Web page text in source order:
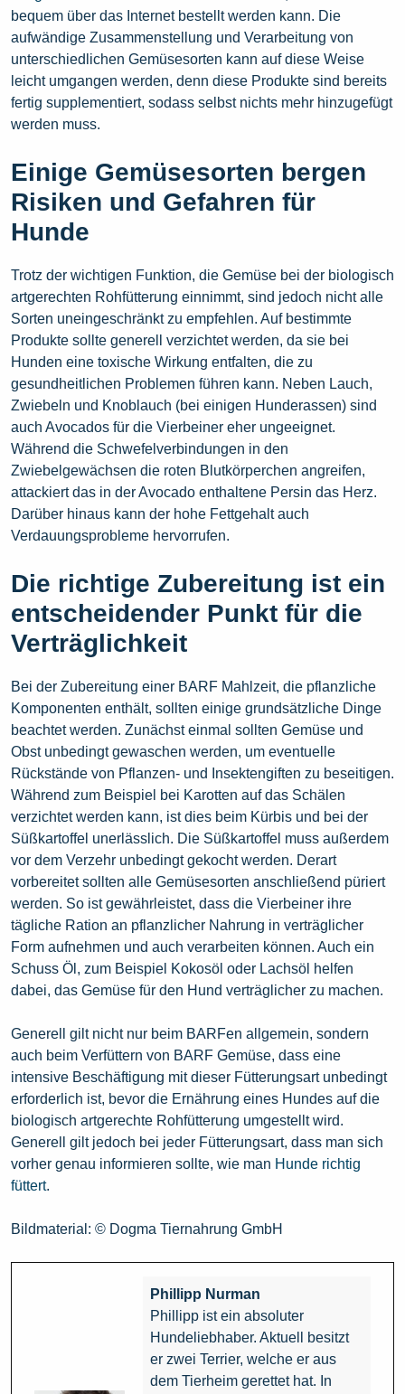
bequem über das Internet bestellt werden kann. Die
aufwändige Zusammenstellung und Verarbeitung von
unterschiedlichen Gemüsesorten kann auf diese Weise
leicht umgangen werden, denn diese Produkte sind bereits
fertig supplementiert, sodass selbst nichts mehr hinzugefügt
werden muss.
Einige Gemüsesorten bergen
Risiken und Gefahren für
Hunde
Trotz der wichtigen Funktion, die Gemüse bei der biologisch
artgerechten Rohfütterung einnimmt, sind jedoch nicht alle
Sorten uneingeschränkt zu empfehlen. Auf bestimmte
Produkte sollte generell verzichtet werden, da sie bei
Hunden eine toxische Wirkung entfalten, die zu
gesundheitlichen Problemen führen kann. Neben Lauch,
Zwiebeln und Knoblauch (bei einigen Hunderassen) sind
auch Avocados für die Vierbeiner eher ungeeignet.
Während die Schwefelverbindungen in den
Zwiebelgewächsen die roten Blutkörperchen angreifen,
attackiert das in der Avocado enthaltene Persin das Herz.
Darüber hinaus kann der hohe Fettgehalt auch
Verdauungsprobleme hervorrufen.
Die richtige Zubereitung ist ein
entscheidender Punkt für die
Verträglichkeit
Bei der Zubereitung einer BARF Mahlzeit, die pflanzliche
Komponenten enthält, sollten einige grundsätzliche Dinge
beachtet werden. Zunächst einmal sollten Gemüse und
Obst unbedingt gewaschen werden, um eventuelle
Rückstände von Pflanzen- und Insektengiften zu beseitigen.
Während zum Beispiel bei Karotten auf das Schälen
verzichtet werden kann, ist dies beim Kürbis und bei der
Süßkartoffel unerlässlich. Die Süßkartoffel muss außerdem
vor dem Verzehr unbedingt gekocht werden. Derart
vorbereitet sollten alle Gemüsesorten anschließend püriert
werden. So ist gewährleistet, dass die Vierbeiner ihre
tägliche Ration an pflanzlicher Nahrung in verträglicher
Form aufnehmen und auch verarbeiten können. Auch ein
Schuss Öl, zum Beispiel Kokosöl oder Lachsöl helfen
dabei, das Gemüse für den Hund verträglicher zu machen.
Generell gilt nicht nur beim BARFen allgemein, sondern
auch beim Verfüttern von BARF Gemüse, dass eine
intensive Beschäftigung mit dieser Fütterungsart unbedingt
erforderlich ist, bevor die Ernährung eines Hundes auf die
biologisch artgerechte Rohfütterung umgestellt wird.
Generell gilt jedoch bei jeder Fütterungsart, dass man sich
vorher genau informieren sollte, wie man Hunde richtig
füttert.
Bildmaterial: © Dogma Tiernahrung GmbH
Phillipp Nurman
Phillipp ist ein absoluter
Hundeliebhaber. Aktuell besitzt
er zwei Terrier, welche er aus
dem Tierheim gerettet hat. In